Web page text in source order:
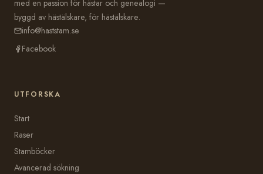
med en passion för hästar och genealogi —
byggd av hästälskare, för hästälskare.
info@haststam.se
Facebook
UTFORSKA
Start
Raser
Stamböcker
Avancerad sökning